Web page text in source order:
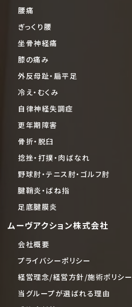
腰痛
ぎっくり腰
坐骨神経痛
膝の痛み
外反母趾・扁平足
冷え・むくみ
自律神経失調症
更年期障害
骨折・脱臼
捻挫・打撲・肉ばなれ
野球肘・テニス肘・ゴルフ肘
腱鞘炎・ばね指
足底腱膜炎
ムーヴアクション株式会社
会社概要
プライバシーポリシー
経営理念/経営方針/施術ポリシー
当グループが選ばれる理由